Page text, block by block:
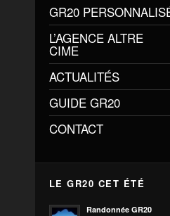
GR20
L’AGENCE ALTRE
CIME
ACTUALITÉS
GUIDE GR20
CONTACT
LE GR20 CET ÉTÉ
Randonnée GR20